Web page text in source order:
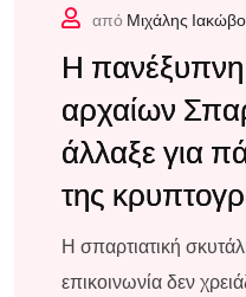
από Μιχάλης
Η
αρχαίων
άλλαξε για
της
Η σπαρτιατική
επικοινωνία δεν